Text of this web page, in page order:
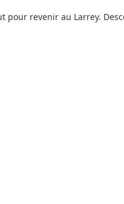
revenir au Larrey.